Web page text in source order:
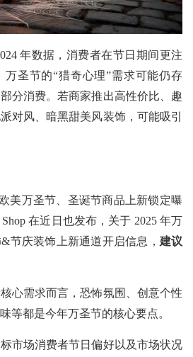
年数据，消费者在节日期间更注
圣节的“猎奇心理”需求可能仍存
分消费。若商家推出高性价比、趣
对风、暗黑甜美风装饰，可能吸引
美万圣节、圣诞节商品上新锁定曝
在近日也发布，关于 2025 年万
节庆装饰上新通道开启信息， 建议
心需求而言，恐怖氛围、创意个性
等都是今年万圣节的核心要点。
市场消费者节日偏好以及市场状况